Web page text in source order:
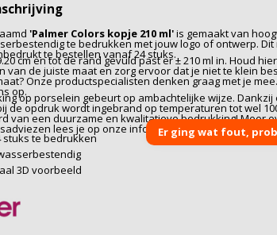
'Palmer Colors kopje 210 ml'is gemaakt van
te bedrukken met jouw logo of ontwerp. Dit
te bestellen vanaf 24 stuks.
cm en tot de rand gevuld past er ± 210 ml in. Houd
van de juiste maat en zorg ervoor dat je niet te klein
Onze productspecialisten denken graag met je
op.op porselein gebeurt op ambachtelijke wijze. Dankzij
de opdruk wordt ingebrand op temperaturen tot wel
van een duurzame en kwalitatieve bedrukking! Meer
lees je op onze informatiepagina:
stuks te bedrukken
3D voorbeeld
Er ging wat fout,